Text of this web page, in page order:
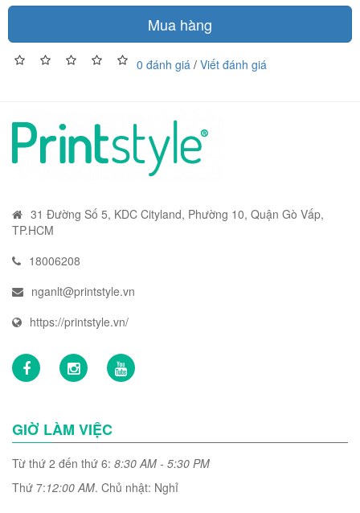
Mua hàng
0 đánh giá / Viết đánh giá
31 Đường Số 5, KDC Cityland, Phường 10, Quận Gò Vấp,
TP.HCM
18006208
nganlt@printstyle.vn
https://printstyle.vn/
GIỜ LÀM VIỆC
Từ thứ 2 đến thứ 6: 8:30 AM - 5:30 PM
Thứ 7:12:00 AM. Chủ nhật: Nghỉ